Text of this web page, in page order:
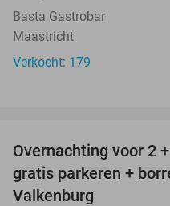
Basta Gastrobar
Maastricht
Verkocht: 179
Overnachting voor 2
gratis parkeren +
Valkenburg